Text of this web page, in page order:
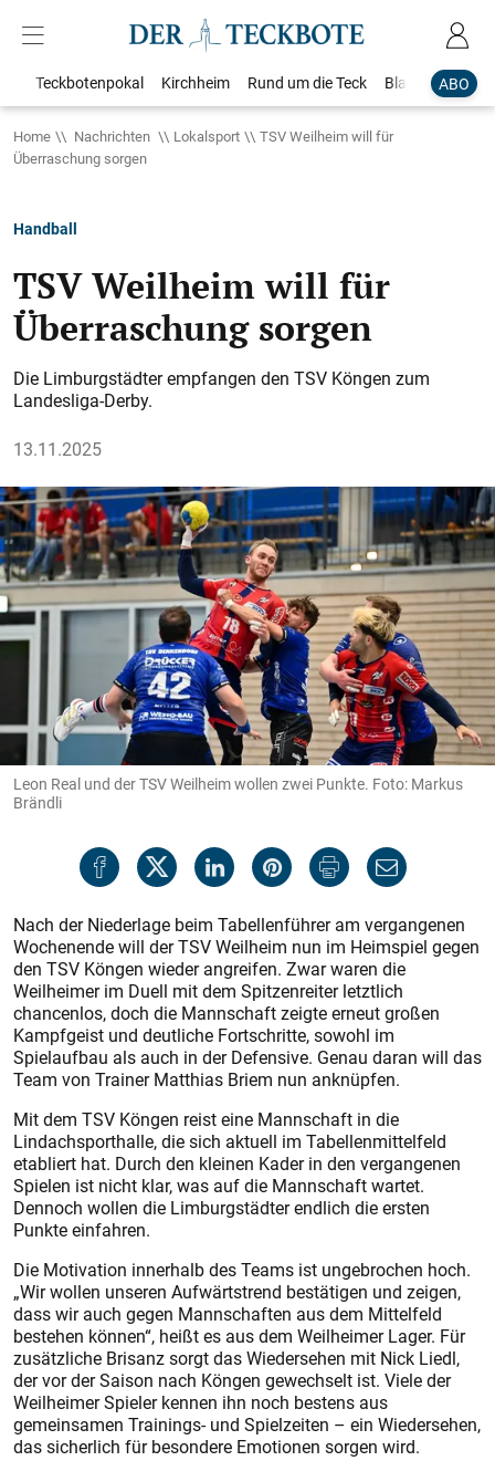
ABO
Teckbotenpokal Kirchheim Rund um die Teck Blaulicht
Home Nachrichten Lokalsport
TSV Weilheim will für
Überraschung sorgen
Handball
TSV Weilheim will für
Überraschung sorgen
Die Limburgstädter empfangen den TSV Köngen zum
Landesliga-Derby.
13.11.2025
Leon Real und der TSV Weilheim wollen zwei Punkte. Foto: Markus
Brändli
Nach der Niederlage beim Tabellenführer am vergangenen
Wochenende will der TSV Weilheim nun im Heimspiel gegen
den TSV Köngen wieder angreifen. Zwar waren die
Weilheimer im Duell mit dem Spitzenreiter letztlich
chancenlos, doch die Mannschaft zeigte erneut großen
Kampfgeist und deutliche Fortschritte, sowohl im
Spielaufbau als auch in der Defensive. Genau daran will das
Team von Trainer Matthias Briem nun anknüpfen.
Mit dem TSV Köngen reist eine Mannschaft in die
Lindachsporthalle, die sich aktuell im Tabellenmittelfeld
etabliert hat. Durch den kleinen Kader in den vergangenen
Spielen ist nicht klar, was auf die Mannschaft wartet.
Dennoch wollen die Limburgstädter endlich die ersten
Punkte einfahren.
Die Motivation innerhalb des Teams ist ungebrochen hoch.
„Wir wollen unseren Aufwärtstrend bestätigen und zeigen,
dass wir auch gegen Mannschaften aus dem Mittelfeld
bestehen können“, heißt es aus dem Weilheimer Lager. Für
zusätzliche Brisanz sorgt das Wiedersehen mit Nick Liedl,
der vor der Saison nach Köngen gewechselt ist. Viele der
Weilheimer Spieler kennen ihn noch bestens aus
gemeinsamen Trainings- und Spielzeiten – ein Wiedersehen,
das sicherlich für besondere Emotionen sorgen wird.